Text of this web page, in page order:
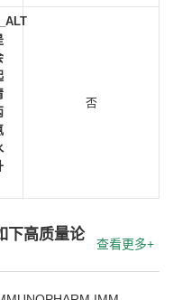
否
下高质量论
查看更多+